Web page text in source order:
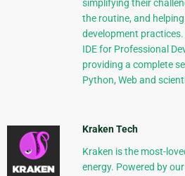
simplifying their
the routine, and
development
IDE for Professional
providing a complete
Python, Web and
Kraken Tech
Kraken is the most-
energy. Powered by